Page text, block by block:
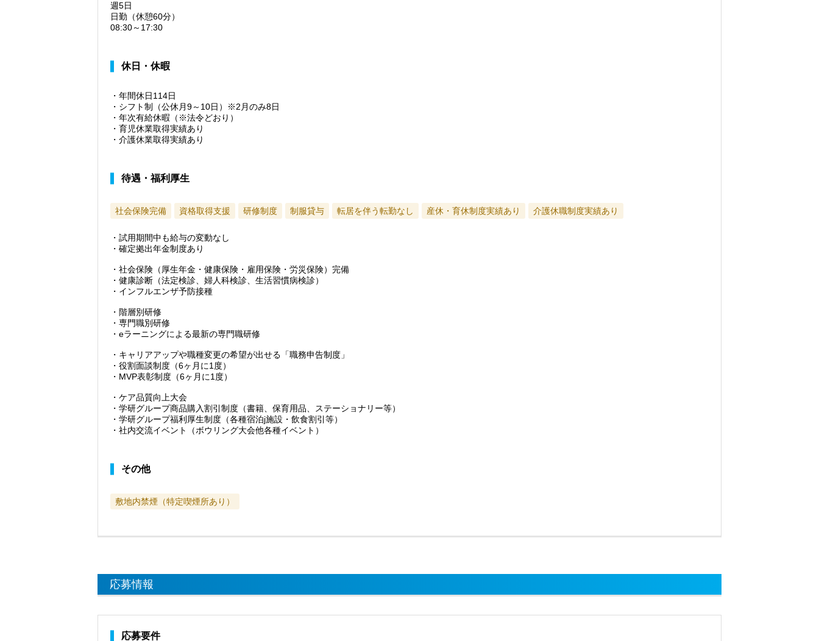
週5日
日勤（休憩60分）
08:30～17:30
休日・休暇
・年間休日114日
・シフト制（公休月9～10日）※2月のみ8日
・年次有給休暇（※法令どおり）
・育児休業取得実績あり
・介護休業取得実績あり
待遇・福利厚生
社会保険完備 資格取得支援 研修制度 制服貸与 転居を伴う転勤なし 産休・育休制度実績あり 介護休職制度実績あり
・試用期間中も給与の変動なし
・確定拠出年金制度あり
・社会保険（厚生年金・健康保険・雇用保険・労災保険）完備
・健康診断（法定検診、婦人科検診、生活習慣病検診）
・インフルエンザ予防接種
・階層別研修
・専門職別研修
・eラーニングによる最新の専門職研修
・キャリアアップや職種変更の希望が出せる「職務申告制度」
・役割面談制度（6ヶ月に1度）
・MVP表彰制度（6ヶ月に1度）
・ケア品質向上大会
・学研グループ商品購入割引制度（書籍、保育用品、ステーショナリー等）
・学研グループ福利厚生制度（各種宿泊j施設・飲食割引等）
・社内交流イベント（ボウリング大会他各種イベント）
その他
敷地内禁煙（特定喫煙所あり）
応募情報
応募要件